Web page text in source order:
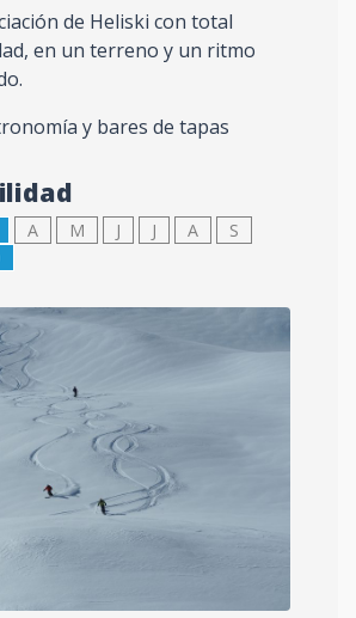
de Heliski con total
en un terreno y un ritmo
y bares de tapas
A M J J A
S